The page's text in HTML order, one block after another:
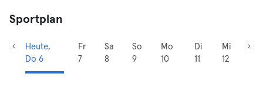
Sportplan
Heute,
Do 6
Fr
7
Sa
8
So
9
Mo
10
Di
11
Mi
12